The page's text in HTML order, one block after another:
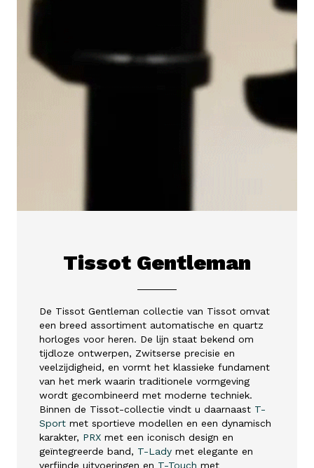
Tissot Gentleman
De Tissot Gentleman collectie van Tissot omvat
een breed assortiment automatische en quartz
horloges voor heren. De lijn staat bekend om
tijdloze ontwerpen, Zwitserse precisie en
veelzijdigheid, en vormt het klassieke fundament
van het merk waarin traditionele vormgeving
wordt gecombineerd met moderne techniek.
Binnen de Tissot-collectie vindt u daarnaast T-
Sport met sportieve modellen en een dynamisch
karakter, PRX met een iconisch design en
geïntegreerde band, T-Lady met elegante en
verfijnde uitvoeringen en T-Touch met